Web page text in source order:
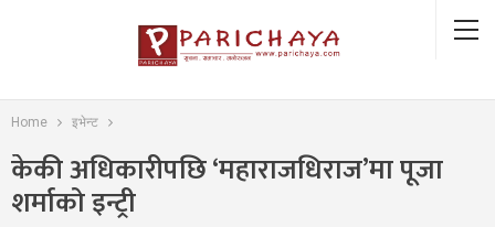
Home इभेन्ट
केकी अधिकारीपछि ‘महाराजधिराज’मा पूजा
शर्माको इन्ट्री